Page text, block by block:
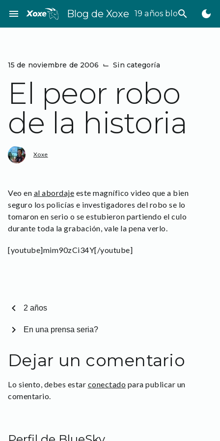
contenido
menu Blog de Xoxe 19 años bloggeando
search dark_mode
15 de noviembre de 2006 ⌙ Sin categoría
El peor robo
de la historia
Xoxe
Veo en al abordaje este magnífico video que a bien
seguro los policías e investigadores del robo se lo
tomaron en serio o se estubieron partiendo el culo
durante toda la grabación, vale la pena verlo.
[youtube]mim90zCi34Y[/youtube]
chevron_left 2 años
En una prensa seria?
chevron_right
Dejar un comentario
Lo siento, debes estar conectado para publicar un
comentario.